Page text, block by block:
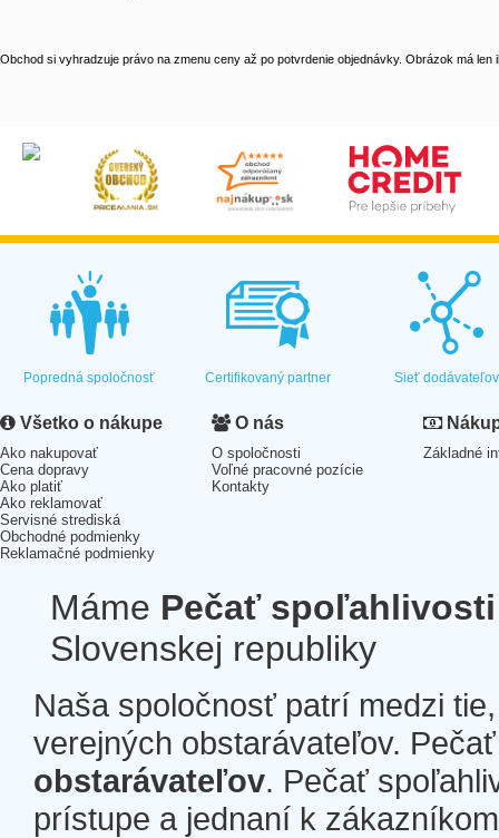
Obchod si vyhradzuje právo na zmenu ceny až po potvrdenie objednávky. Obrázok má len
Popredná spoločnosť Certifikovaný partner Sieť dodávateľov
Všetko o nákupe
Ako nakupovať
Cena dopravy
Ako platiť
Ako reklamovať
Servisné strediská
Obchodné podmienky
Reklamačné podmienky
O nás
O spoločnosti
Voľné pracovné pozície
Kontakty
Základné
Máme Pečať spoľahlivosti
Slovenskej republiky
Naša spoločnosť patrí medzi
verejných obstarávateľov.
obstarávateľov. Pečať
prístupe a jednaní k